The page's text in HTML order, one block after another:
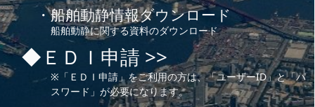
・船舶動静情報ダウンロード
船舶動静に関する資料のダウンロード
◆ＥＤＩ申請 >>
※「ＥＤＩ申請」をご利用の方は、「ユーザーID」と「パ
スワード」が必要になります。